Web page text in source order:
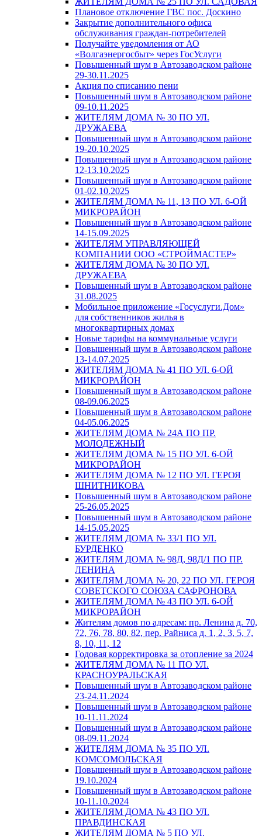
Плановое отключение ГВС пос. Доскино
Закрытие дополнительного офиса
обслуживания граждан-потребителей
Получайте уведомления от АО
«Волгаэнергосбыт» через ГосУслуги
Повышенный шум в Автозаводском районе
29-30.11.2025
Акция по списанию пени
Повышенный шум в Автозаводском районе
09-10.11.2025
ЖИТЕЛЯМ ДОМА № 30 ПО УЛ.
ДРУЖАЕВА
Повышенный шум в Автозаводском районе
19-20.10.2025
Повышенный шум в Автозаводском районе
12-13.10.2025
Повышенный шум в Автозаводском районе
01-02.10.2025
ЖИТЕЛЯМ ДОМА № 11, 13 ПО УЛ. 6-ОЙ
МИКРОРАЙОН
Повышенный шум в Автозаводском районе
14-15.09.2025
ЖИТЕЛЯМ УПРАВЛЯЮЩЕЙ
КОМПАНИИ ООО «СТРОЙМАСТЕР»
ЖИТЕЛЯМ ДОМА № 30 ПО УЛ.
ДРУЖАЕВА
Повышенный шум в Автозаводском районе
31.08.2025
Мобильное приложение «Госуслуги.Дом»
для собственников жилья в
многоквартирных домах
Новые тарифы на коммунальные услуги
Повышенный шум в Автозаводском районе
13-14.07.2025
ЖИТЕЛЯМ ДОМА № 41 ПО УЛ. 6-ОЙ
МИКРОРАЙОН
Повышенный шум в Автозаводском районе
08-09.06.2025
Повышенный шум в Автозаводском районе
04-05.06.2025
ЖИТЕЛЯМ ДОМА № 24А ПО ПР.
МОЛОДЕЖНЫЙ
ЖИТЕЛЯМ ДОМА № 15 ПО УЛ. 6-ОЙ
МИКРОРАЙОН
ЖИТЕЛЯМ ДОМА № 12 ПО УЛ. ГЕРОЯ
ШНИТНИКОВА
Повышенный шум в Автозаводском районе
25-26.05.2025
Повышенный шум в Автозаводском районе
14-15.05.2025
ЖИТЕЛЯМ ДОМА № 33/1 ПО УЛ.
БУРДЕНКО
ЖИТЕЛЯМ ДОМА № 98Д, 98Д/1 ПО ПР.
ЛЕНИНА
ЖИТЕЛЯМ ДОМА № 20, 22 ПО УЛ. ГЕРОЯ
СОВЕТСКОГО СОЮЗА САФРОНОВА
ЖИТЕЛЯМ ДОМА № 43 ПО УЛ. 6-ОЙ
МИКРОРАЙОН
Жителям домов по адресам: пр. Ленина д. 70,
72, 76, 78, 80, 82, пер. Райниса д. 1, 2, 3, 5, 7,
8, 10, 11, 12
Годовая корректировка за отопление за 2024
ЖИТЕЛЯМ ДОМА № 11 ПО УЛ.
КРАСНОУРАЛЬСКАЯ
Повышенный шум в Автозаводском районе
23-24.11.2024
Повышенный шум в Автозаводском районе
10-11.11.2024
Повышенный шум в Автозаводском районе
08-09.11.2024
ЖИТЕЛЯМ ДОМА № 35 ПО УЛ.
КОМСОМОЛЬСКАЯ
Повышенный шум в Автозаводском районе
19.10.2024
Повышенный шум в Автозаводском районе
10-11.10.2024
ЖИТЕЛЯМ ДОМА № 43 ПО УЛ.
ПРАВДИНСКАЯ
ЖИТЕЛЯМ ДОМА № 5 ПО УЛ.